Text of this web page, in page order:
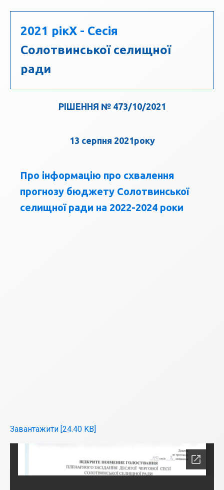
2021 рікX - Сесія
Солотвинської селищної
ради
РІШЕННЯ № 473/10/2021
13 серпня 2021року
Про інформацію про схвалення
прогнозу бюджету Солотвинської
селищної ради на 2022-2024 роки
Завантажити [24.40 KB]